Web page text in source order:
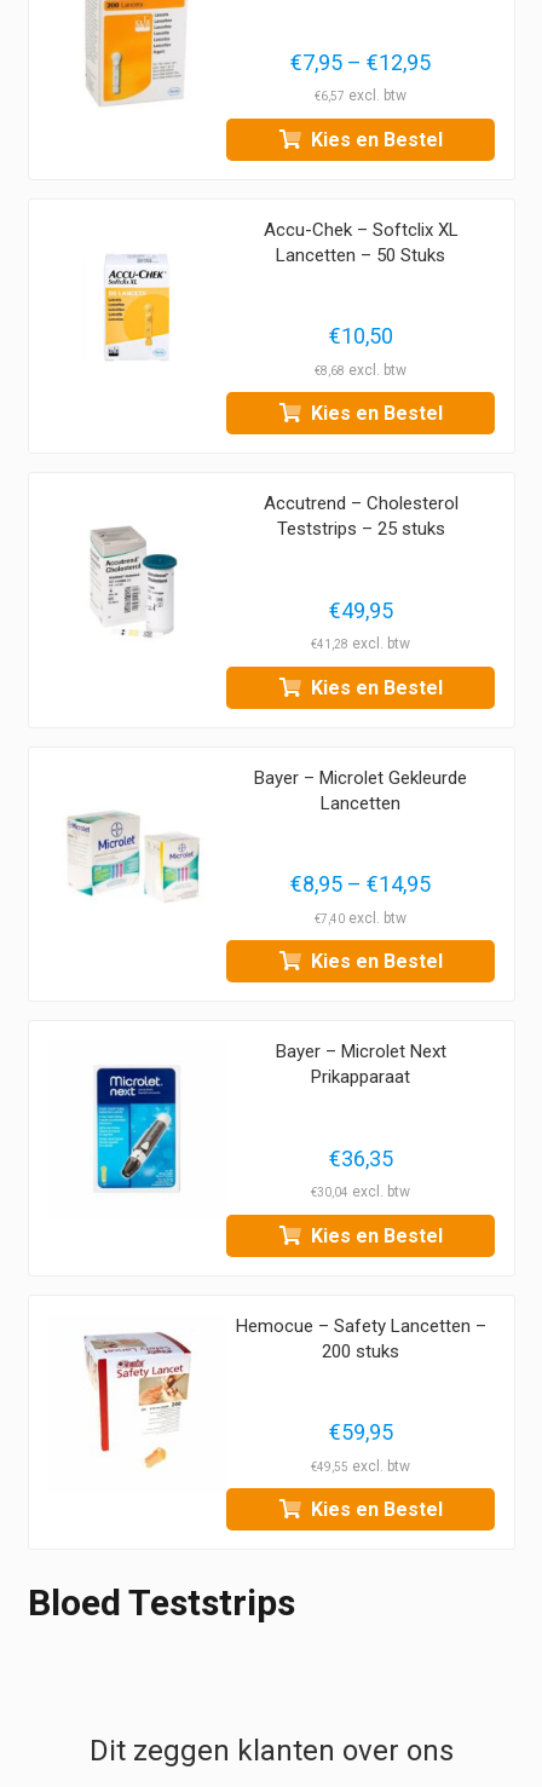
€7,95 – €12,95Prijsklasse:
tot
€12,95
€6,57
Kies en Bestel
Accu-Chek – Softclix XL
Lancetten – 50 Stuks
€10,50
€8,68
Kies en Bestel
Accutrend – Cholesterol
Teststrips – 25 stuks
€49,95
€41,28
Kies en Bestel
Bayer – Microlet Gekleurde
Lancetten
€8,95 – €14,95Prijsklasse:
tot
€14,95
€7,40
Kies en Bestel
Bayer – Microlet Next
Prikapparaat
€36,35
€30,04
Kies en Bestel
Hemocue – Safety Lancetten –
200 stuks
€59,95
€49,55
Kies en Bestel
Bloed Teststrips
Dit zeggen klanten over ons